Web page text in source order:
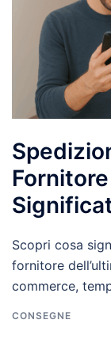
Scopri cosa
fornitore
commerce,
CONSEGNE